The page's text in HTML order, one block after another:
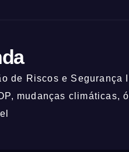
de Riscos e Segurança
mudanças climáticas,